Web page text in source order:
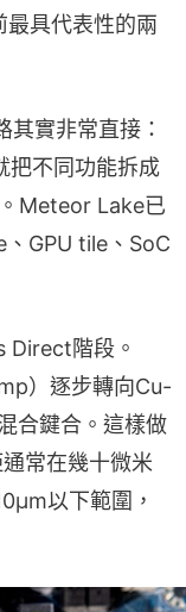
具代表性的兩
實非常直接：
把不同功能拆成
Meteor Lake已
GPU tile、SoC
Direct階段。
）逐步轉向Cu-
合鍵合。這樣做
常在幾十微米
以下範圍，